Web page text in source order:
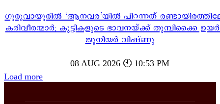
ഗുരുവായൂരിൽ ‘ആനവര’യിൽ പിറന്നത്
കരിവീരന്മാർ; കുട്ടികളുടെ ഭാവനയ്ക്ക് തുമ്പിക്കൈ
ജൂനിയർ വിഷ്ണു
08 AUG 2026 🕙 10:53 PM
Load more